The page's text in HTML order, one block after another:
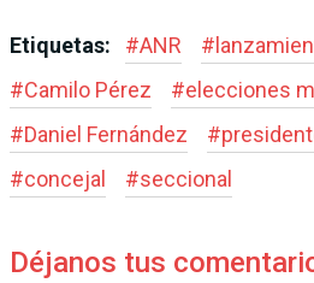
Etiquetas: #ANR #
#Camilo Pérez #elecciones
#Daniel Fernández #
#concejal #seccional
Déjanos tus